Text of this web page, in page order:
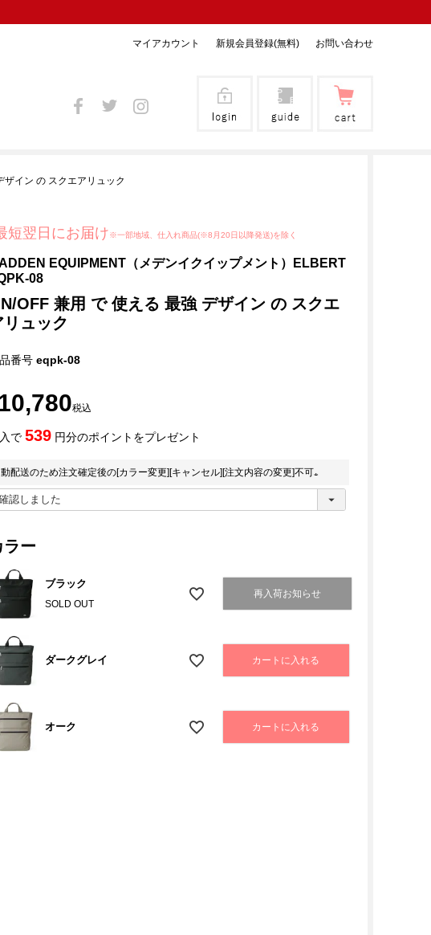
マイアカウント 新規会員登録(無料) お問い合わせ
ザイン の スクエアリュック
短翌日にお届け※一部地域、仕入れ商品(※8月20日以降発送)を除く
EQUIPMENT（メデンイクイップメント）ELBERT
08
OFF 兼用 で 使える 最強 デザイン の スクエ
リュック
番号 eqpk-08
税込
で 539 円分のポイントをプレゼント
配送のため注文確定後の[カラー変更][キャンセル][注文内容の変更]不可
ラー
ブラック
SOLD OUT
再入荷お知らせ
ダークグレイ カートに入れる
オーク カートに入れる